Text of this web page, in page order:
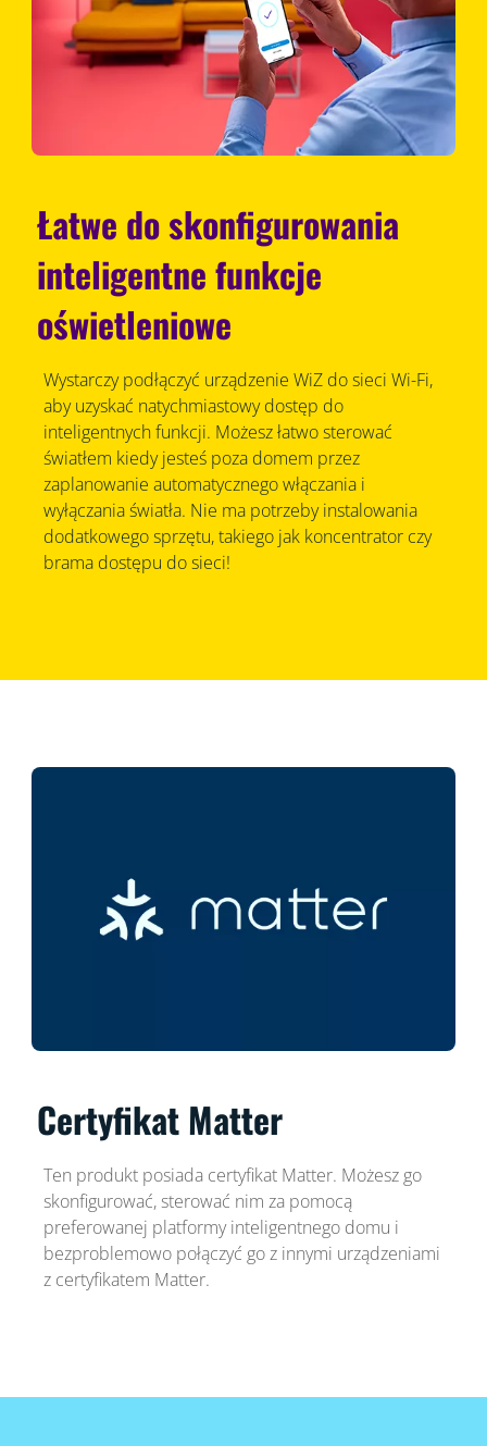
Łatwe do skonfigurowania
inteligentne funkcje
oświetleniowe
Wystarczy podłączyć urządzenie WiZ do sieci Wi-Fi,
aby uzyskać natychmiastowy dostęp do
inteligentnych funkcji. Możesz łatwo sterować
światłem kiedy jesteś poza domem przez
zaplanowanie automatycznego włączania i
wyłączania światła. Nie ma potrzeby instalowania
dodatkowego sprzętu, takiego jak koncentrator czy
brama dostępu do sieci!
Certyfikat Matter
Ten produkt posiada certyfikat Matter. Możesz go
skonfigurować, sterować nim za pomocą
preferowanej platformy inteligentnego domu i
bezproblemowo połączyć go z innymi urządzeniami
z certyfikatem Matter.